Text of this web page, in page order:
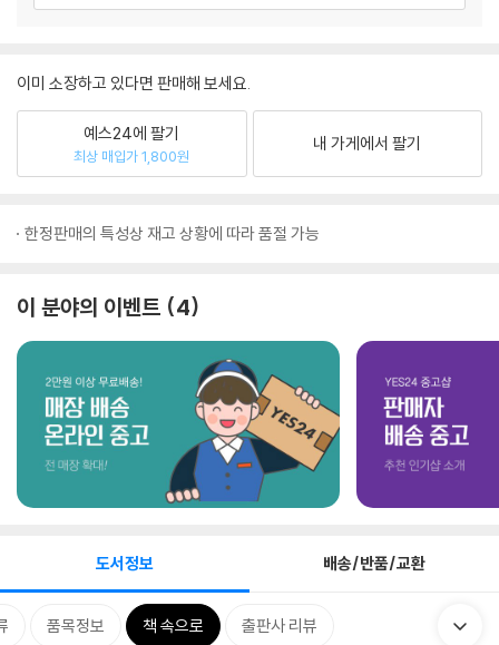
이미 소장하고 있다면 판매해 보세요.
예스24에 팔기
최상 매입가 1,800원
내 가게에서 팔기
한정판매의 특성상 재고 상황에 따라 품절 가능
이 분야의 이벤트 4
도서정보 배송/반품/교환
품목정보 책 속으로 출판사 리뷰